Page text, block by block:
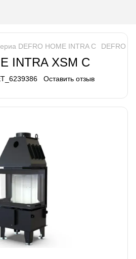
DEFRO HOME INTRA C DEFRO
INTRA XSM C
Оставить отзыв